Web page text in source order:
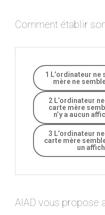
Comment établir
1 L’ordinateur ne
mère ne
2 L’ordinateur
carte mère
n’y a aucun
3 L’ordinateur
carte mère
un
AIAD vous propose